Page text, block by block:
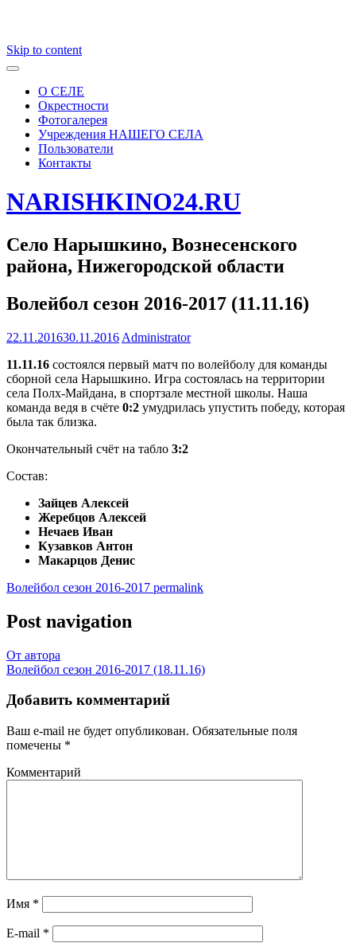
Skip to content
О СЕЛЕ
Окрестности
Фотогалерея
Учреждения НАШЕГО СЕЛА
Пользователи
Контакты
NARISHKINO24.RU
Село Нарышкино, Вознесенского
района, Нижегородской области
Волейбол сезон 2016-2017 (11.11.16)
22.11.201630.11.2016 Administrator
11.11.16 состоялся первый матч по волейболу для команды
сборной села Нарышкино. Игра состоялась на территории
села Полх-Майдана, в спортзале местной школы. Наша
команда ведя в счёте 0:2 умудрилась упустить победу, которая
была так близка.
Окончательный счёт на табло 3:2
Состав:
Зайцев Алексей
Жеребцов Алексей
Нечаев Иван
Кузавков Антон
Макарцов Денис
Волейбол сезон 2016-2017 permalink
Post navigation
От автора
Волейбол сезон 2016-2017 (18.11.16)
Добавить комментарий
Ваш e-mail не будет опубликован. Обязательные поля
помечены *
Комментарий
Имя *
E-mail *